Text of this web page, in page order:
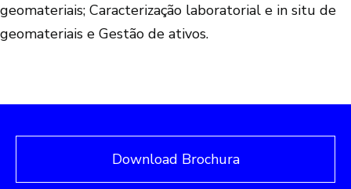
geomateriais; Caracterização laboratorial e in situ de
geomateriais e Gestão de ativos.
Download Brochura